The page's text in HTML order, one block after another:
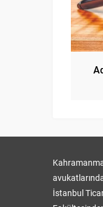
İstanbul